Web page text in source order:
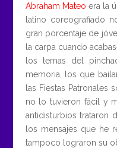
Abraham Mateo era la
latino coreografiado
gran porcentaje de
la carpa cuando
los temas del
memoria, los que
las Fiestas Patronales
no lo tuvieron fácil y
antidisturbios trataron
los mensajes que he
tampoco lograron su